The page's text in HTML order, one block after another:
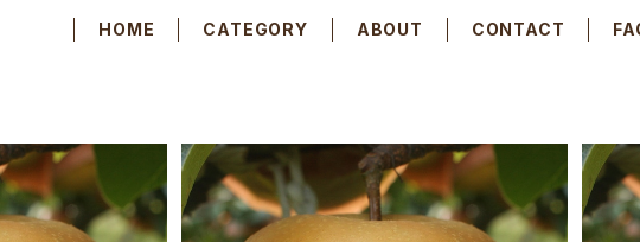
HOME CATEGORY ABOUT CONTACT